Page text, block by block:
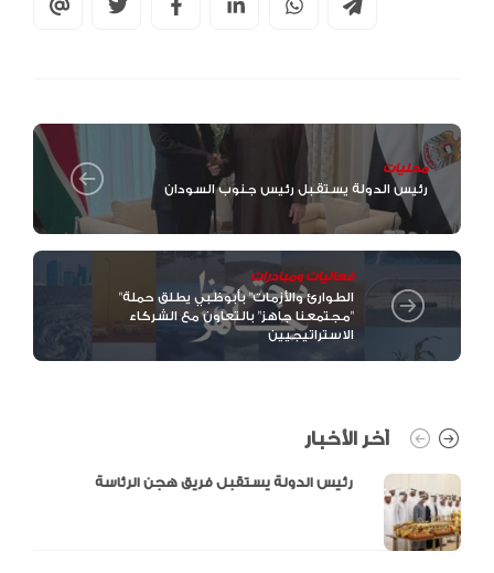
محليات
رئيس الدولة يستقبل رئيس جنوب السودان
فعاليات ومبادرات
"الطوارئ والأزمات" بأبوظبي يطلق حملة
"مجتمعنا جاهز" بالتعاون مع الشركاء
الاستراتيجيين
آخر الأخبار